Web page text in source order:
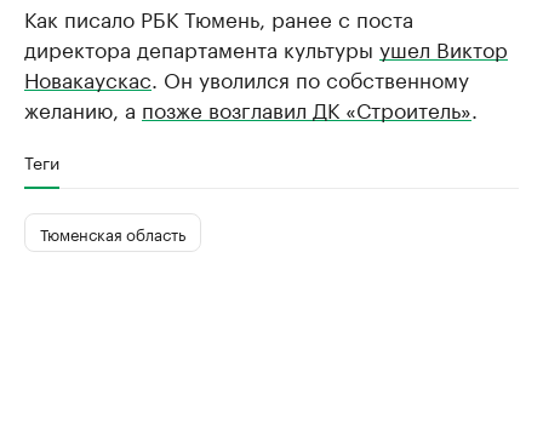
Как писало РБК Тюмень, ранее с поста
директора департамента культуры ушел Виктор
Новакаускас . Он уволился по собственному
желанию, а позже возглавил ДК «Строитель»
Теги
Тюменская область